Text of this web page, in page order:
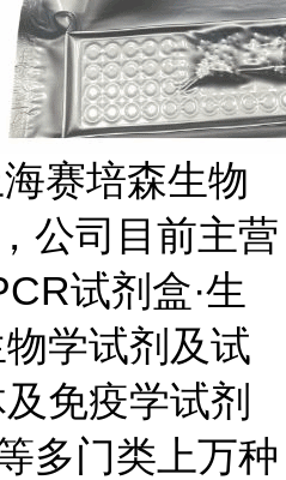
赛培森生物
公司目前主营
试剂盒·生
学试剂及试
免疫学试剂
多门类上万种